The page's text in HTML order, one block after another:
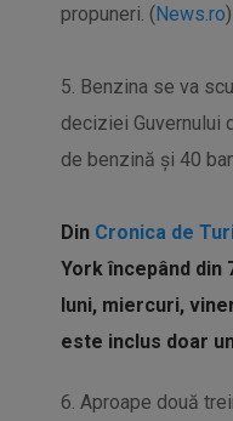
propuneri. (News.ro)
5. Benzina se va
deciziei Guvernului
de benzină și 40
Din Cronica de
York începând din
luni, miercuri,
este inclus doar
6. Aproape două